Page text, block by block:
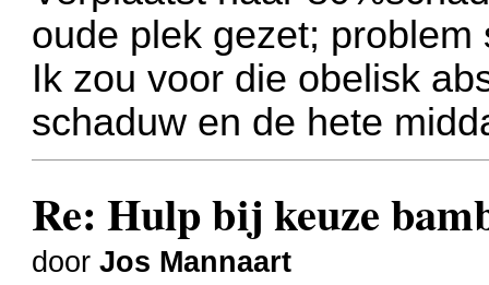
oude plek gezet; problem
Ik zou voor die obelisk
schaduw en de hete
Re: Hulp bij keuze
doorJos Mannaart